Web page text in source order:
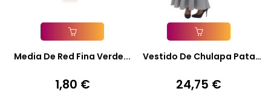
Añadir A La Cesta
Media De Red Fina Verde...
Precio
1,80 €
Añadir A La Cesta
Vestido De Chulapa Pata
Precio
24,75 €